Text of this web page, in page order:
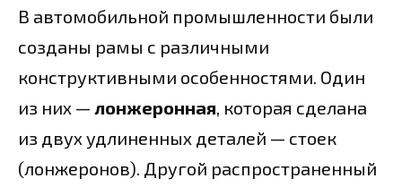
В автомобильной промышленности были
созданы рамы с различными
конструктивными особенностями. Один
из них — лонжеронная, которая сделана
из двух удлиненных деталей — стоек
(лонжеронов). Другой распространенный